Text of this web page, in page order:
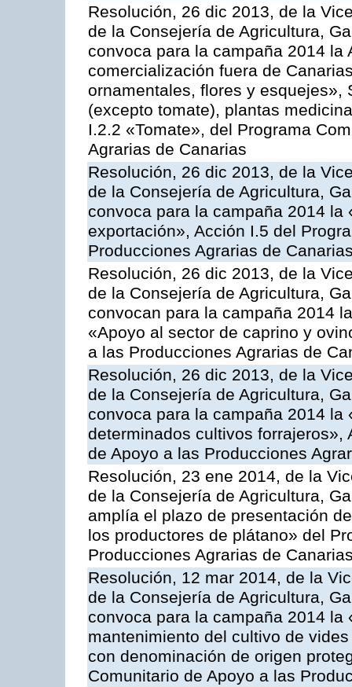
Resolución, 26 dic 2013, de la
de la Consejería de Agricultura,
convoca para la campaña 2014 la
comercialización fuera de
ornamentales, flores y esquejes»,
(excepto tomate), plantas
I.2.2 «Tomate», del Programa
Agrarias de Canarias
Resolución, 26 dic 2013, de la
de la Consejería de Agricultura,
convoca para la campaña 2014
exportación», Acción I.5 del
Producciones Agrarias de
Resolución, 26 dic 2013, de la
de la Consejería de Agricultura,
convocan para la campaña 2014
«Apoyo al sector de caprino y
a las Producciones Agrarias de
Resolución, 26 dic 2013, de la
de la Consejería de Agricultura,
convoca para la campaña 2014 la
determinados cultivos forrajeros»,
de Apoyo a las Producciones
Resolución, 23 ene 2014, de la
de la Consejería de Agricultura,
amplía el plazo de presentación
los productores de plátano» del
Producciones Agrarias de
Resolución, 12 mar 2014, de la
de la Consejería de Agricultura,
convoca para la campaña 2014 la
mantenimiento del cultivo de
con denominación de origen
Comunitario de Apoyo a las